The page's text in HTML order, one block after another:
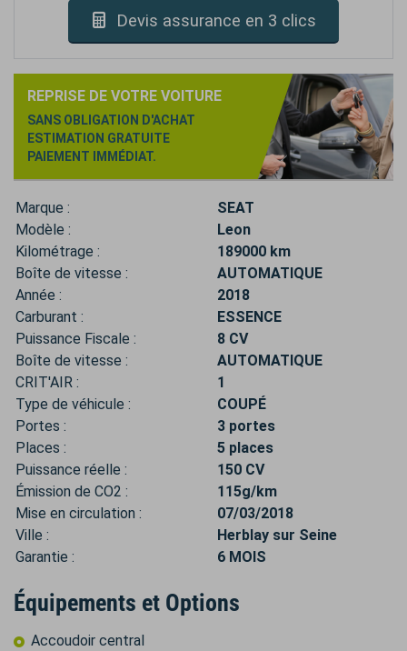
Devis assurance en 3 clics
REPRISE DE VOTRE VOITURE
SANS OBLIGATION D'ACHAT
ESTIMATION GRATUITE
PAIEMENT IMMÉDIAT.
Marque :
SEAT
Modèle :
Leon
Kilométrage :
189000 km
Boîte de vitesse :
AUTOMATIQUE
Année :
2018
Carburant :
ESSENCE
Puissance Fiscale :
8 CV
Boîte de vitesse :
AUTOMATIQUE
CRIT'AIR :
1
Type de véhicule :
COUPÉ
Portes :
3 portes
Places :
5 places
Puissance réelle :
150 CV
Émission de CO2 :
115g/km
Mise en circulation :
07/03/2018
Ville :
Herblay sur Seine
Garantie :
6 MOIS
Équipements et Options
Accoudoir central